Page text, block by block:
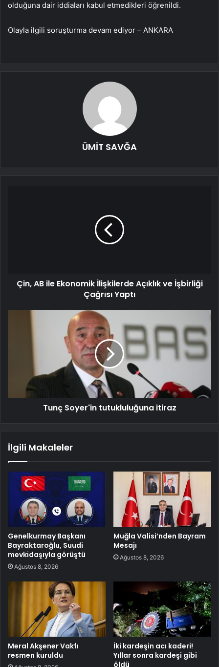
olduğuna dair iddiaları kabul etmedikleri öğrenildi.
Olayla ilgili soruşturma devam ediyor – ANKARA
ÜMİT SAVĞA
Çin, AB ile Ekonomik İlişkilerde Açıklık ve İşbirliği
Çağrısı Yaptı
Tunç Soyer'in tutukluluğuna itiraz
İlgili Makaleler
Genelkurmay Başkanı
Bayraktaroğlu, Suudi
mevkidaşıyla görüştü
Ağustos 8, 2026
Muğla Valisi’nden Bayram
Mesajı
Ağustos 8, 2026
Meral Akşener Vakfı
resmen kuruldu
İki kardeşin acı kaderi!
Yıllar sonra kardeşi gibi
öldü